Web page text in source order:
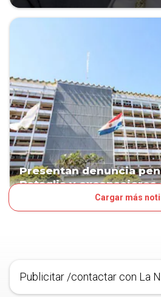
Presentan denuncia
Bataglia y exconsejeros
Cargar más
Publicitar /contactar con La